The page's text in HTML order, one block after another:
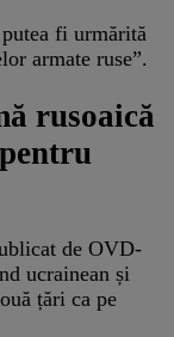
fi urmărită
armate ruse”.
rusoaică
de OVD-
ucrainean și
țări ca pe